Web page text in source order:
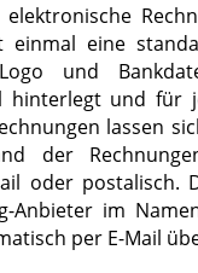
eine
und
und für
lassen
der
oder postalisch.
Anbieter im
per E-Mail